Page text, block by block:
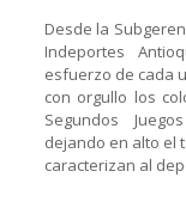
Desde la
Indeportes
esfuerzo de cada
con orgullo los
Segundos
dejando en alto el
caracterizan al